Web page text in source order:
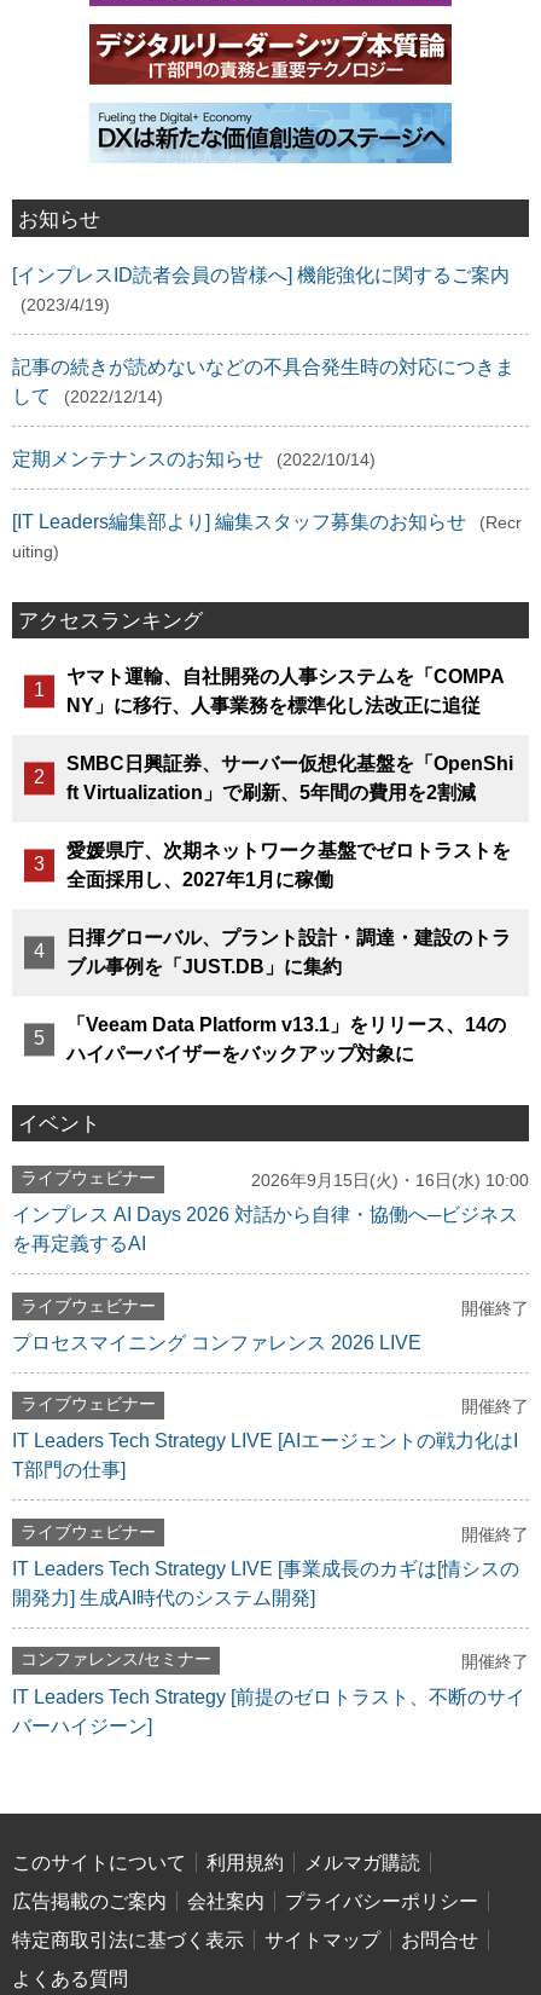
お知らせ
[インプレスID読者会員の皆様へ] 機能強化に関するご案内
(2023/4/19)
記事の続きが読めないなどの不具合発生時の対応につきま
して
(2022/12/14)
定期メンテナンスのお知らせ (2022/10/14)
[IT Leaders編集部より] 編集スタッフ募集のお知らせ
(Recr
uiting)
アクセスランキング
ヤマト運輸、自社開発の人事システムを「COMPA
NY」に移行、人事業務を標準化し法改正に追従
SMBC日興証券、サーバー仮想化基盤を「OpenShi
ft Virtualization」で刷新、5年間の費用を2割減
愛媛県庁、次期ネットワーク基盤でゼロトラストを
全面採用し、2027年1月に稼働
日揮グローバル、プラント設計・調達・建設のトラ
ブル事例を「JUST.DB」に集約
「Veeam Data Platform v13.1」をリリース、14の
ハイパーバイザーをバックアップ対象に
イベント
ライブウェビナー 2026年9月15日(火)・16日(水) 10:00
インプレス AI Days 2026 対話から自律・協働へ─ビジネス
を再定義するAI
ライブウェビナー 開催終了
プロセスマイニング コンファレンス 2026 LIVE
ライブウェビナー 開催終了
IT Leaders Tech Strategy LIVE [AIエージェントの戦力化はI
T部門の仕事]
ライブウェビナー 開催終了
IT Leaders Tech Strategy LIVE [事業成長のカギは[情シスの
開発力] 生成AI時代のシステム開発]
コンファレンス/セミナー 開催終了
IT Leaders Tech Strategy [前提のゼロトラスト、不断のサイ
バーハイジーン]
このサイトについて 利用規約
メルマガ購読
広告掲載のご案内
会社案内
プライバシーポリシー
特定商取引法に基づく表示
サイトマップ
お問合せ
よくある質問